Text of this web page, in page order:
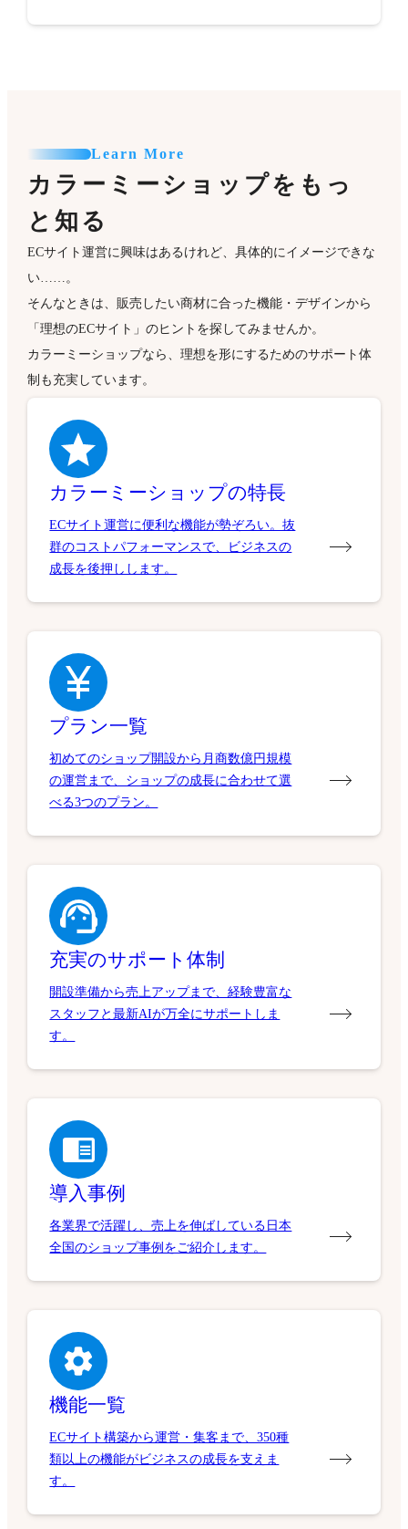
Learn More
カラーミーショップをもっ
と知る
ECサイト運営に興味はあるけれど、具体的にイメージできな
い……。
そんなときは、販売したい商材に合った機能・デザインから
「理想のECサイト」のヒントを探してみませんか。
カラーミーショップなら、理想を形にするためのサポート体
制も充実しています。
カラーミーショップの特長
ECサイト運営に便利な機能が勢ぞろい。抜
群のコストパフォーマンスで、ビジネスの
成長を後押しします。
プラン一覧
初めてのショップ開設から月商数億円規模
の運営まで、ショップの成長に合わせて選
べる3つのプラン。
充実のサポート体制
開設準備から売上アップまで、経験豊富な
スタッフと最新AIが万全にサポートしま
す。
導入事例
各業界で活躍し、売上を伸ばしている日本
全国のショップ事例をご紹介します。
機能一覧
ECサイト構築から運営・集客まで、350種
類以上の機能がビジネスの成長を支えま
す。